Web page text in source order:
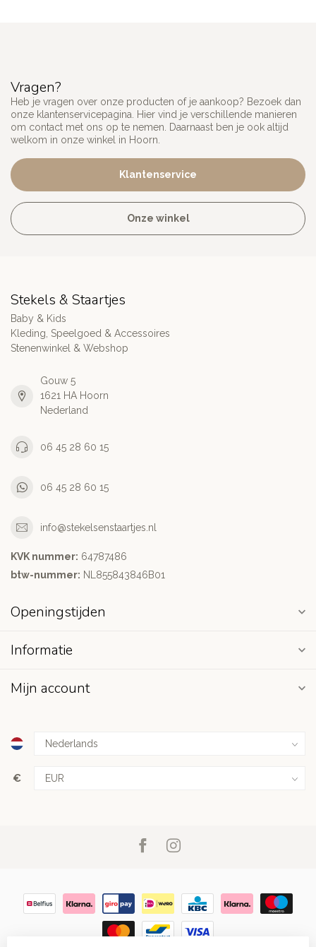
Vragen?
Heb je vragen over onze producten of je aankoop? Bezoek dan
onze klantenservicepagina. Hier vind je verschillende manieren
om contact met ons op te nemen. Daarnaast ben je ook altijd
welkom in onze winkel in Hoorn.
Klantenservice
Onze winkel
Stekels & Staartjes
Baby & Kids
Kleding, Speelgoed & Accessoires
Stenenwinkel & Webshop
Gouw 5
1621 HA Hoorn
Nederland
06 45 28 60 15
06 45 28 60 15
info@stekelsenstaartjes.nl
KVK nummer: 64787486
btw-nummer: NL855843846B01
Openingstijden
Informatie
Mijn account
€